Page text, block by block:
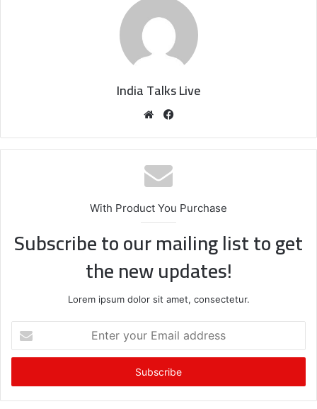
India Talks Live
We
te
bo
With Product You Purchase
Subscribe to our mailing list to get
the new updates!
Lorem ipsum dolor sit amet, consectetur.
t
r
y